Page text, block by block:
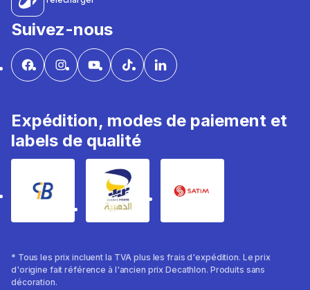
Suivez-nous
Expédition, modes de paiement et
labels de qualité
* Tous les prix incluent la TVA plus les frais d'expédition. Le prix
d'origine fait référence à l'ancien prix Decathlon. Produits sans
décoration.